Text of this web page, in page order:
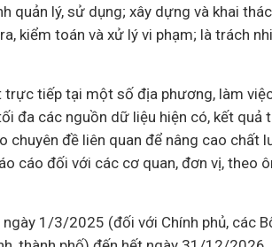
quản lý, sử dụng; xây dựng và khai
kiểm toán và xử lý vi phạm; là trách
tiếp tại một số địa phương, làm
đa các nguồn dữ liệu hiện có, kết quả
chuyên đề liên quan để nâng cao chất
cáo đối với các cơ quan, đơn vị, theo
1/3/2025 (đối với Chính phủ, các